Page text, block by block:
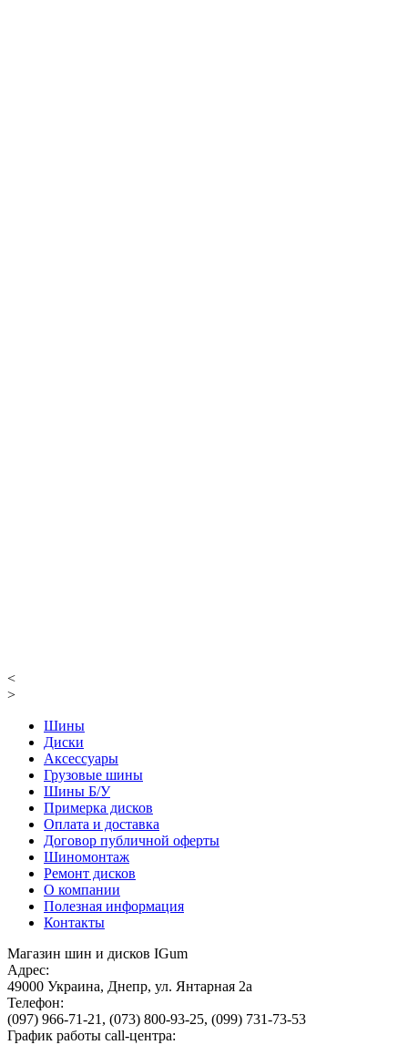
<
>
Шины
Диски
Аксессуары
Грузовые шины
Шины Б/У
Примерка дисков
Оплата и доставка
Договор публичной оферты
Шиномонтаж
Ремонт дисков
О компании
Полезная информация
Контакты
Магазин шин и дисков IGum
Адрес:
49000 Украина, Днепр, ул. Янтарная 2а
Телефон:
(097) 966-71-21 , (073) 800-93-25, (099) 731-73-53
График работы call-центра: